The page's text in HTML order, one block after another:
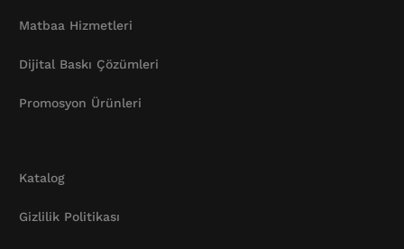
Matbaa Hizmetleri
Dijital Baskı Çözümleri
Promosyon Ürünleri
Katalog
Gizlilik Politikası